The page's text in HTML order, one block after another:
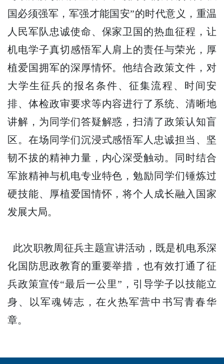
国必须强军，军强才能国安”的时代意义，重温
人民军队忠诚使命、保家卫国的热血征程，让
机电学子真切感悟军人肩上的责任与荣光，厚
植爱国拥军的深厚情怀。他结合政策文件，对
大学生征兵的报名条件、征集流程、时间安
排、体检政审要求等内容进行了系统、清晰地
讲解，为同学们答疑解惑，扫清了政策认知盲
区。在场同学们沉浸式感悟军人忠诚担当、坚
韧不拔的精神力量，内心深受触动。同时结合
军旅精神与机电专业特色，勉励同学们锤炼过
硬技能、厚植爱国情怀，将个人成长融入国家
发展大局。
此次职教周征兵主题宣讲活动，既是机电系深
化国防思政教育的重要举措，也有效打通了征
兵政策宣传“最后一公里”，引导学子以技能立
身、以军魂铸志，在火热军营中书写青春华
章。